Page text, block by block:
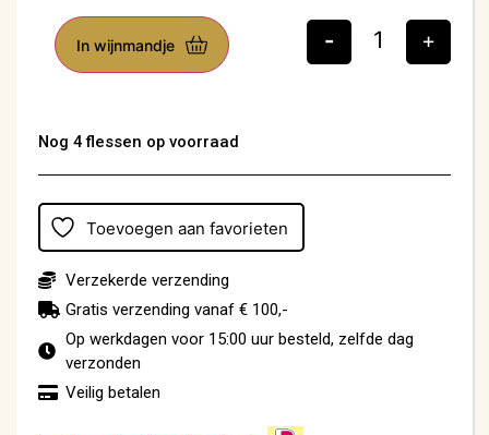
- +
In wijnmandje
Nog 4 flessen op voorraad
Toevoegen aan favorieten
Verzekerde verzending
Gratis verzending vanaf € 100,-
Op werkdagen voor 15:00 uur besteld, zelfde dag
verzonden
Veilig betalen